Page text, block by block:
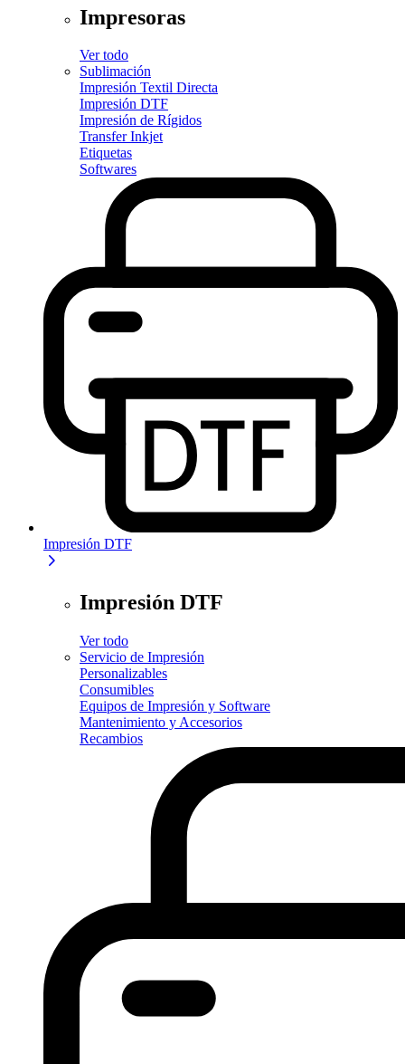
Impresoras
Ver todo
Sublimación
Impresión Textil Directa
Impresión DTF
Impresión de Rígidos
Transfer Inkjet
Etiquetas
Softwares
Impresión DTF
Impresión DTF
Ver todo
Servicio de Impresión
Personalizables
Consumibles
Equipos de Impresión y Software
Mantenimiento y Accesorios
Recambios